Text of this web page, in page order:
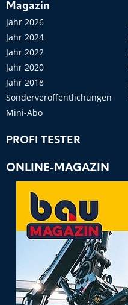
Magazin
Jahr 2026
Jahr 2024
Jahr 2022
Jahr 2020
Jahr 2018
Sonderveröffentlichungen
Mini-Abo
PROFI TESTER
ONLINE-MAGAZIN